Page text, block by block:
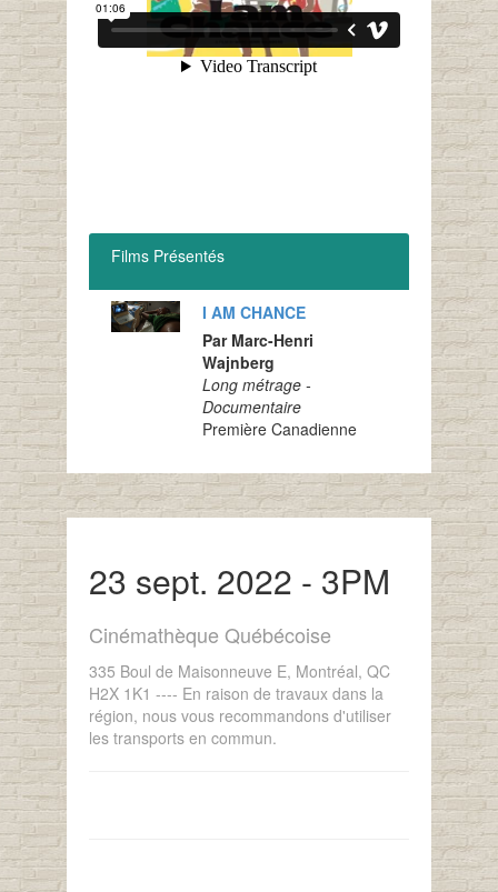
Films Présentés
I AM CHANCE
Par Marc-Henri
Wajnberg
Long métrage -
Documentaire
Première Canadienne
23 sept. 2022 - 3PM
Cinémathèque Québécoise
335 Boul de Maisonneuve E, Montréal, QC
H2X 1K1 ---- En raison de travaux dans la
région, nous vous recommandons d'utiliser
les transports en commun.